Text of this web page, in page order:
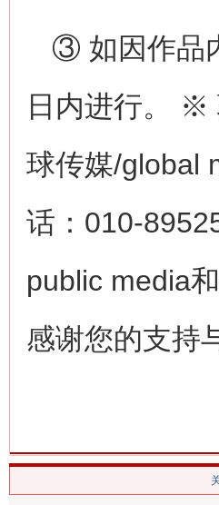
③ 如因作品
日内进行。 ※
球传媒/global
话：010-
public media
感谢您的支持